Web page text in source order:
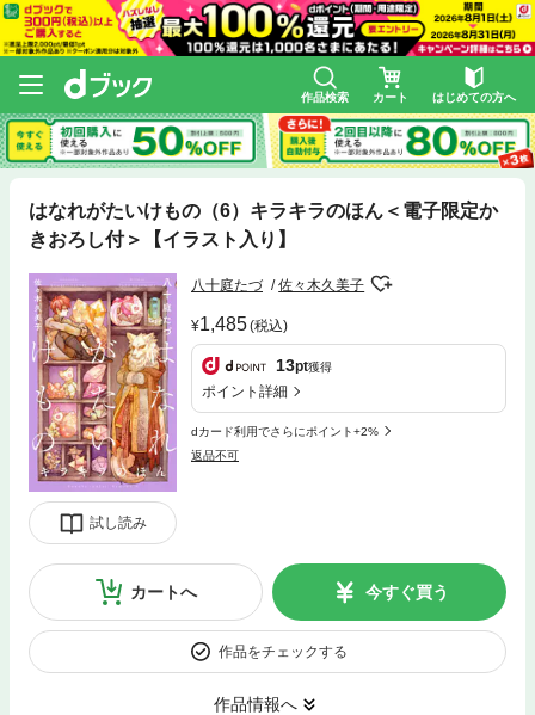
作品検索 カート はじめての方へ
はなれがたいけもの（6）キラキラのほん＜電子限定か
きおろし付＞【イラスト入り】
試し読み
八十庭たづ 佐々木久美子
1,485(税込)
13pt獲得
ポイント詳細
dカード利用でさらにポイント+2%
返品不可
カートへ 今すぐ買う
作品をチェックする
作品情報へ